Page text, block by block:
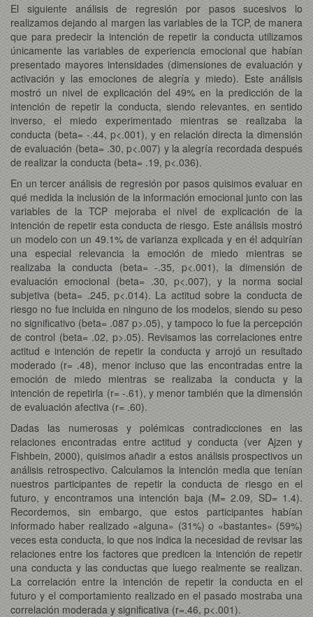
El siguiente análisis de regresión por pasos sucesivos lo
realizamos dejando al margen las variables de la TCP, de manera
que para predecir la intención de repetir la conducta utilizamos
únicamente las variables de experiencia emocional que habían
presentado mayores intensidades (dimensiones de evaluación y
activación y las emociones de alegría y miedo). Este análisis
mostró un nivel de explicación del 49% en la predicción de la
intención de repetir la conducta, siendo relevantes, en sentido
inverso, el miedo experimentado mientras se realizaba la
conducta (beta= -.44, p<.001), y en relación directa la dimensión
de evaluación (beta= .30, p<.007) y la alegría recordada después
de realizar la conducta (beta= .19, p<.036).
En un tercer análisis de regresión por pasos quisimos evaluar en
qué medida la inclusión de la información emocional junto con las
variables de la TCP mejoraba el nivel de explicación de la
intención de repetir esta conducta de riesgo. Este análisis mostró
un modelo con un 49.1% de varianza explicada y en él adquirían
una especial relevancia la emoción de miedo mientras se
realizaba la conducta (beta= -.35, p<.001), la dimensión de
evaluación emocional (beta= .30, p<.007), y la norma social
subjetiva (beta= .245, p<.014). La actitud sobre la conducta de
riesgo no fue incluida en ninguno de los modelos, siendo su peso
no significativo (beta= .087 p>.05), y tampoco lo fue la percepción
de control (beta= .02, p>.05). Revisamos las correlaciones entre
actitud e intención de repetir la conducta y arrojó un resultado
moderado (r= .48), menor incluso que las encontradas entre la
emoción de miedo mientras se realizaba la conducta y la
intención de repetirla (r= -.61), y menor también que la dimensión
de evaluación afectiva (r= .60).
Dadas las numerosas y polémicas contradicciones en las
relaciones encontradas entre actitud y conducta (ver Ajzen y
Fishbein, 2000), quisimos añadir a estos análisis prospectivos un
análisis retrospectivo. Calculamos la intención media que tenían
nuestros participantes de repetir la conducta de riesgo en el
futuro, y encontramos una intención baja (M= 2.09, SD= 1.4).
Recordemos, sin embargo, que estos participantes habían
informado haber realizado «alguna» (31%) o «bastantes» (59%)
veces esta conducta, lo que nos indica la necesidad de revisar las
relaciones entre los factores que predicen la intención de repetir
una conducta y las conductas que luego realmente se realizan.
La correlación entre la intención de repetir la conducta en el
futuro y el comportamiento realizado en el pasado mostraba una
correlación moderada y significativa (r=.46, p<.001).